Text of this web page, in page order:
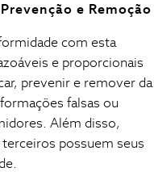
e Remoção
com esta
​​e proporcionais
prevenir e remover da
falsas ou
Além disso,
possuem seus